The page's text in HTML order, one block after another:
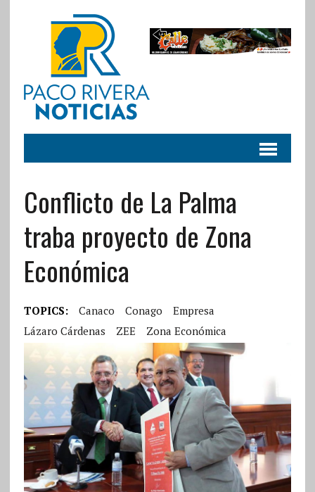
Conflicto de La Palma
traba proyecto de Zona
Económica
TOPICS: Canaco Conago
Empresa
Lázaro Cárdenas
ZEE Zona Económica